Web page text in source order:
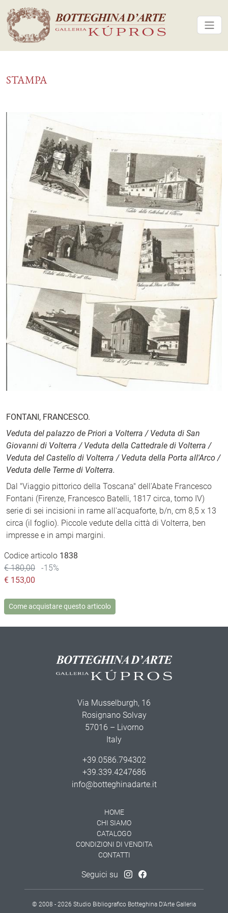
STAMPA
FONTANI, FRANCESCO.
Veduta del palazzo de Priori a Volterra / Veduta di San
Giovanni di Volterra / Veduta della Cattedrale di Volterra /
Veduta del Castello di Volterra / Veduta della Porta all'Arco /
Veduta delle Terme di Volterra.
Dal "Viaggio pittorico della Toscana" dell'Abate Francesco
Fontani (Firenze, Francesco Batelli, 1817 circa, tomo IV)
serie di sei incisioni in rame all'acquaforte, b/n, cm 8,5 x 13
circa (il foglio). Piccole vedute della città di Volterra, ben
impresse e in ampi margini.
Codice articolo 1838
€ 180,00
-15%
€ 153,00
Come acquistare questo articolo
Via Musselburgh, 16
Rosignano Solvay
57016 – Livorno
Italy
+39.0586.794302
+39.339.4247686
info@botteghinadarte.it
HOME
CHI SIAMO
CATALOGO
CONDIZIONI DI VENDITA
CONTATTI
Seguici su
© 2008 - 2026 Studio Bibliografico Botteghina D'Arte Galleria